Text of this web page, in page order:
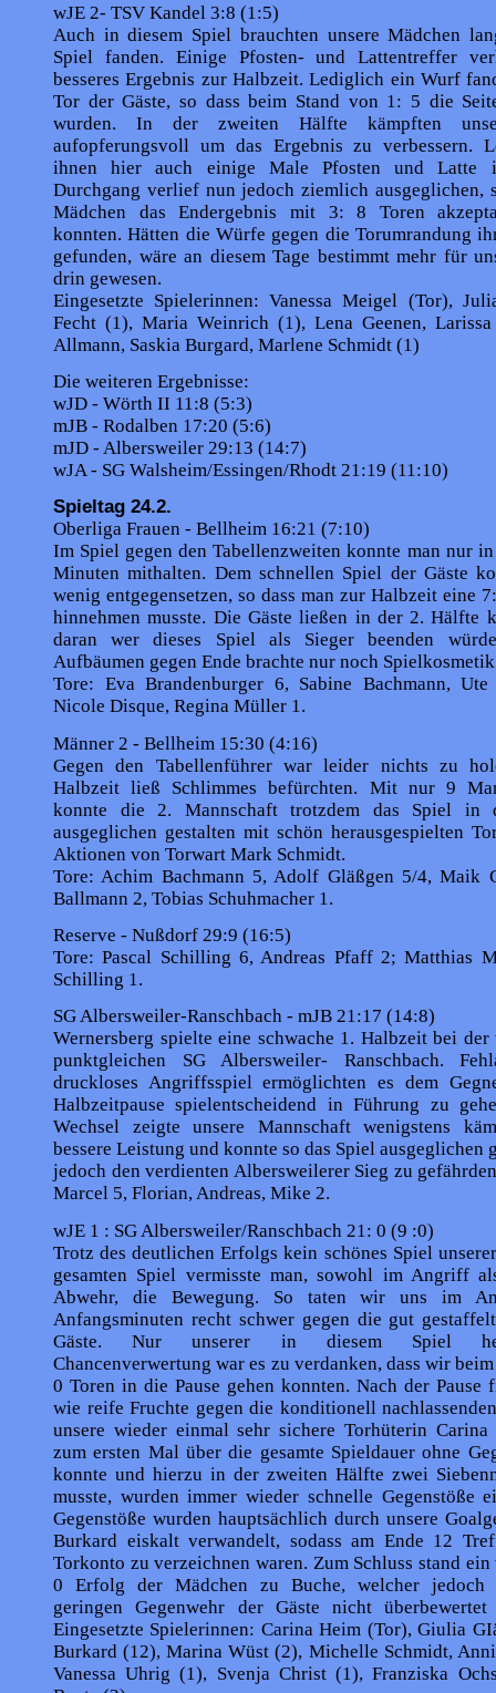
wJE 2- TSV Kandel 3:8 (1:5)
Auch in diesem Spiel brauchten unsere Mädchen
Spiel fanden. Einige Pfosten- und Lattentreffer
besseres Ergebnis zur Halbzeit. Lediglich ein Wurf
Tor der Gäste, so dass beim Stand von 1: 5 die
wurden. In der zweiten Hälfte kämpften
aufopferungs­voll um das Ergebnis zu verbessern.
ihnen hier auch einige Male Pfosten und Latte
Durchgang verlief nun jedoch ziemlich ausgeglichen,
Mädchen das Endergebnis mit 3: 8 Toren
konnten. Hätten die Würfe gegen die Torumrandung
gefunden, wäre an diesem Tage bestimmt mehr für
drin gewesen.
Eingesetzte Spielerinnen: Vanessa Meigel (Tor),
Fecht (1), Maria Weinrich (1), Lena Geenen,
Allmann, Saskia Burgard, Marlene Schmidt (1)
Die weiteren Ergebnisse:
wJD - Wörth II 11:8 (5:3)
mJB - Rodalben 17:20 (5:6)
mJD - Albersweiler 29:13 (14:7)
wJA - SG Walsheim/Essingen/Rhodt 21:19 (11:10)
Spieltag 24.2.
Oberliga Frauen - Bellheim 16:21 (7:10)
Im Spiel gegen den Tabellenzweiten konnte man nur
Minuten mithalten. Dem schnellen Spiel der Gäste
wenig entgegensetzen, so dass man zur Halbzeit eine
hinnehmen musste. Die Gäste ließen in der 2. Hälfte
daran wer dieses Spiel als Sieger beenden
Aufbäumen gegen Ende brachte nur noch
Tore: Eva Brandenburger 6, Sabine Bachmann, Ute
Nicole Disque, Regina Müller 1.
Männer 2 - Bellheim 15:30 (4:16)
Gegen den Tabellenführer war leider nichts zu
Halbzeit ließ Schlimmes befürchten. Mit nur 9
konnte die 2. Mannschaft trotzdem das Spiel in
ausgeglichen gestalten mit schön herausge­spielten
Aktionen von Torwart Mark Schmidt.
Tore: Achim Bachmann 5, Adolf Gläßgen 5/4, Maik
Ballmann 2, Tobias Schuhmacher 1.
Reserve - Nußdorf 29:9 (16:5)
Tore: Pascal Schilling 6, Andreas Pfaff 2; Matthias
Schilling 1.
SG Albersweiler-Ranschbach - mJB 21:17 (14:8)
Wernersberg spielte eine schwache 1. Halbzeit bei
punktgleichen SG Albersweiler- Ranschbach.
druckloses Angriffsspiel ermöglichten es dem
Halbzeitpause spielentscheidend in Führung zu
Wechsel zeigte unsere Mannschaft wenigstens
bessere Leis­tung und konnte so das Spiel ausgeglichen
jedoch den verdienten Albersweilerer Sieg zu
Marcel 5, Florian, Andreas, Mike 2.
wJE 1 : SG Albersweiler/Ranschbach 21: 0 (9 :0)
Trotz des deutlichen Erfolgs kein schönes Spiel
gesamten Spiel vermisste man, sowohl im Angriff
Abwehr, die Bewegung. So taten wir uns im
Anfangsminuten recht schwer gegen die gut
Gäste. Nur unserer in diesem Spiel
Chancenverwertung war es zu verdanken, dass wir
0 Toren in die Pause gehen konnten. Nach der Pause
wie reife Fruchte gegen die konditionell
unsere wieder einmal sehr sichere Torhüte­rin Carina
zum ersten Mal über die gesamte Spieldauer ohne
konnte und hierzu in der zweiten Hälfte zwei
musste, wurden immer wieder schnelle Gegenstöße
Gegenstöße wurden hauptsächlich durch unsere
Burkard eiskalt verwandelt, sodass am Ende 12
Torkonto zu verzeichnen waren. Zum Schluss stand
0 Erfolg der Mädchen zu Buche, welcher jedoch
geringen Gegenwehr der Gäste nicht
Eingesetzte Spielerinnen: Carina Heim (Tor), Giulia
Burkard (12), Marina Wüst (2), Michelle Schmidt,
Vanessa Uhrig (1), Svenja Christ (1), Franziska